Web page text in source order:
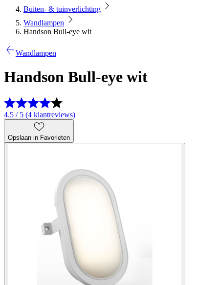
Buiten- & tuinverlichting
Wandlampen
Handson Bull-eye wit
Wandlampen
Handson Bull-eye wit
4.5 / 5 (4 klantreviews)
Opslaan in Favorieten